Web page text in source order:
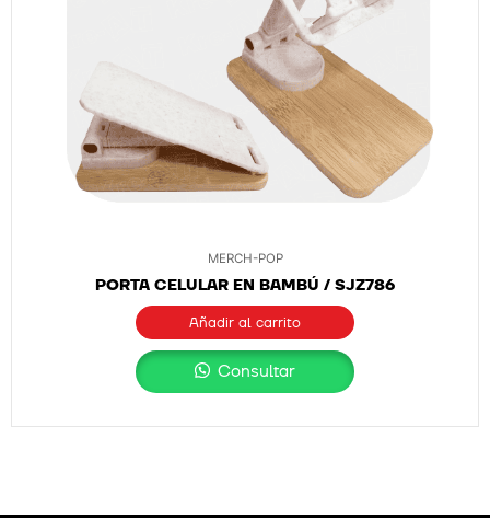
MERCH-POP
PORTA CELULAR EN BAMBÚ / SJZ786
Añadir al carrito
Consultar